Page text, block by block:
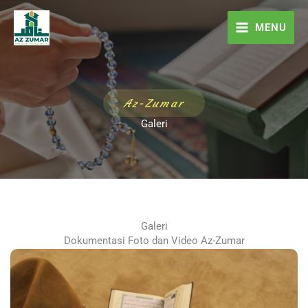
Skip
to
content
MENU
Az-Zumar
Galeri
Galeri
Dokumentasi Foto dan Video Az-Zumar